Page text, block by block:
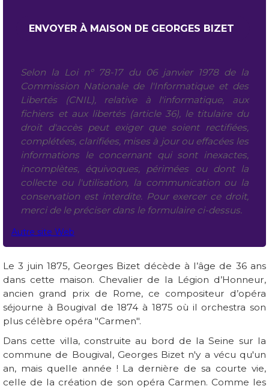
Selon la Loi n° 78-17 du 06 janvier 1978 de la
Commission Nationale de l'Informatique et des
Libertés (CNIL), relative à l'informatique, aux
fichiers et aux libertés (article 36), le titulaire du
droit d'accès peut exiger que soient rectifiées,
complétées, clarifiées, mises à jour ou effacées les
informations le concernant qui sont inexactes,
incomplètes, équivoques, périmées ou dont la
collecte ou l'utilisation, la communication ou la
conservation est interdite. Pour exercer ce droit,
merci de le préciser dans le formulaire ci-dessus.
Autre site Web
Le 3 juin 1875, Georges Bizet décède à l’âge de 36 ans
dans cette maison. Chevalier de la Légion d’Honneur,
ancien grand prix de Rome, ce compositeur d’opéra
séjourne à Bougival de 1874 à 1875 où il orchestra son
plus célèbre opéra "Carmen".
Dans cette villa, construite au bord de la Seine sur la
commune de Bougival, Georges Bizet n'y a vécu qu'un
an, mais quelle année ! La dernière de sa courte vie,
celle de la création de son opéra Carmen. Comme les